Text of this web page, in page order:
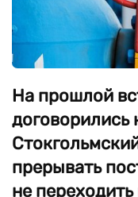
На прошлой
договорились
прерывать
не